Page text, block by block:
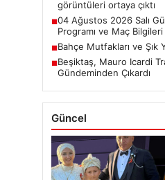
görüntüleri ortaya çıktı
■04 Ağustos 2026 Salı
Programı ve Maç Bilgileri
■Bahçe Mutfakları ve Şık
■Beşiktaş, Mauro Icardi
Gündeminden Çıkardı
Güncel